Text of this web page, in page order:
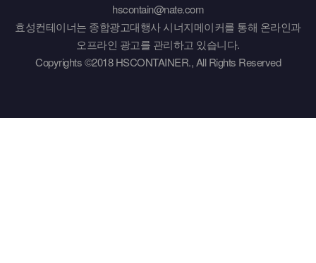
hscontain@nate.com
효성컨테이너는 종합광고대행사 시너지메이커를 통해 온라인과
오프라인 광고를 관리하고 있습니다.
Copyrights ©2018 HSCONTAINER., All Rights Reserved